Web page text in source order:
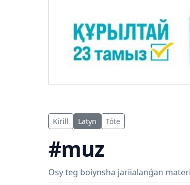
Kirill Latyn Tóte
#muz
Osy teg boiynsha jariialanǵan